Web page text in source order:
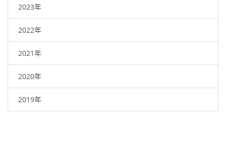
2023年
2022年
2021年
2020年
2019年